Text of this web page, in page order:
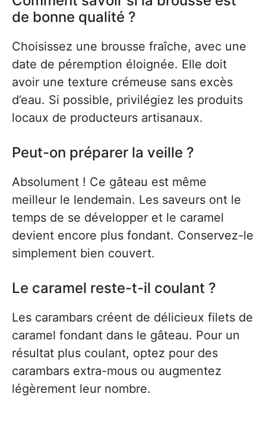
de bonne qualité ?
Choisissez une brousse fraîche, avec une
date de péremption éloignée. Elle doit
avoir une texture crémeuse sans excès
d’eau. Si possible, privilégiez les produits
locaux de producteurs artisanaux.
Peut-on préparer la veille ?
Absolument ! Ce gâteau est même
meilleur le lendemain. Les saveurs ont le
temps de se développer et le caramel
devient encore plus fondant. Conservez-le
simplement bien couvert.
Le caramel reste-t-il coulant ?
Les carambars créent de délicieux filets de
caramel fondant dans le gâteau. Pour un
résultat plus coulant, optez pour des
carambars extra-mous ou augmentez
légèrement leur nombre.